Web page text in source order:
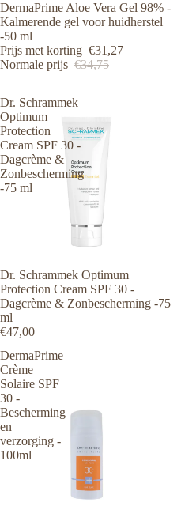
Aanbieding
DermaPrime Aloe Vera Gel 98% -
Kalmerende gel voor huidherstel
-50 ml
Prijs met korting €31,27
Normale prijs €34,75
Dr. Schrammek
Optimum
Protection
Cream SPF 30 -
Dagcrème &
Zonbescherming
-75 ml
Dr. Schrammek Optimum
Protection Cream SPF 30 -
Dagcrème & Zonbescherming -75
ml
€47,00
DermaPrime
Crème
Solaire SPF
30 -
Bescherming
en
verzorging -
100ml